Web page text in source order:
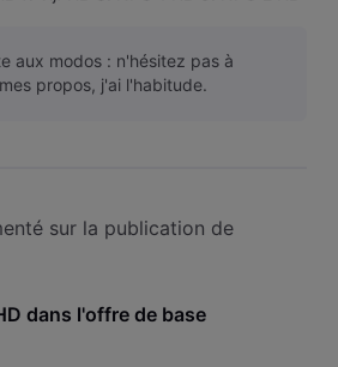
aux modos : n'hésitez pas à
propos, j'ai l'habitude.
sur la publication de
dans l'offre de base